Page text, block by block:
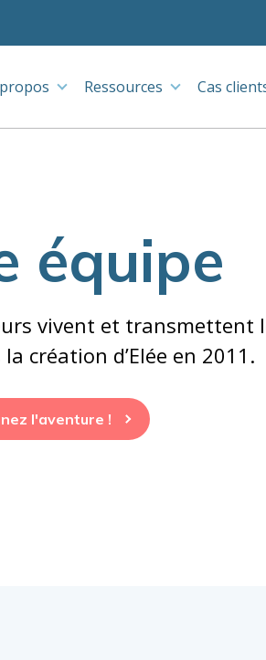
Ressources Cas
équipe
vivent et transmettent
création d’Elée en 2011.
l'aventure !